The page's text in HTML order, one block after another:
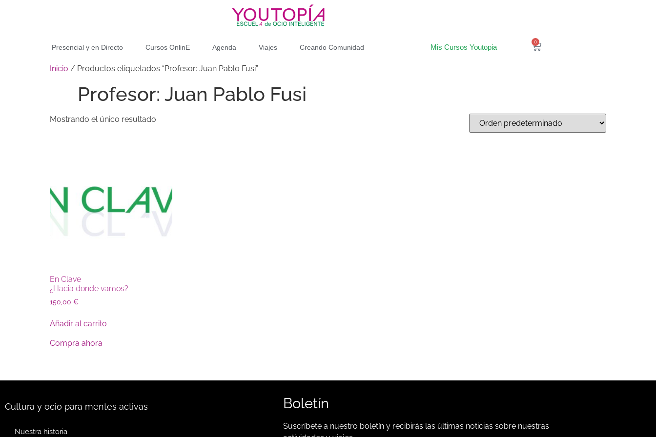
Presencial y en Directo Cursos OnlinE Agenda Viajes Creando Comunidad Mis Cursos Youtopia
0
Inicio / Productos etiquetados “Profesor: Juan Pablo Fusi”
Profesor: Juan Pablo Fusi
Mostrando el único resultado
En Clave
¿Hacia donde vamos?
150,00 €
Añadir al carrito
Compra ahora
Cultura y ocio para mentes activas
Nuestra historia
Boletín
Suscríbete a nuestro boletín y recibirás las últimas noticias sobre nuestras